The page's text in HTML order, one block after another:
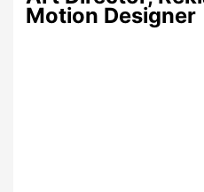
Motion Designer